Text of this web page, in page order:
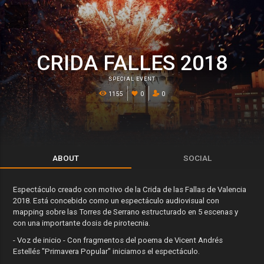
CRIDA FALLES 2018
SPECIAL EVENT
1155 0 0
ABOUT SOCIAL
Espectáculo creado con motivo de la Crida de las Fallas de Valencia
2018. Está concebido como un espectáculo audiovisual con
mapping sobre las Torres de Serrano estructurado en 5 escenas y
con una importante dosis de pirotecnia.
- Voz de inicio - Con fragmentos del poema de Vicent Andrés
Estellés "Primavera Popular" iniciamos el espectáculo.